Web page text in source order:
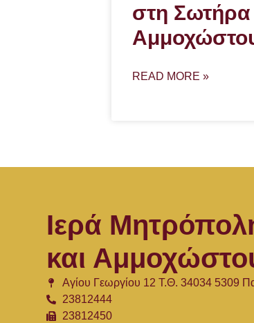
στη Σωτήρα
READ MORE »
Ιερά
και
Αγίου Γεωργίου 12 Τ.Θ. 34034 5309
23812444
23812450